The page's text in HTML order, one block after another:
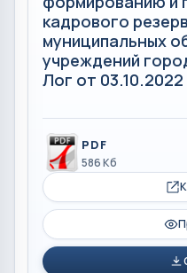
кадрового
муниципальных
учреждений
Лог от 03.10.2022
PDF
586 Кб